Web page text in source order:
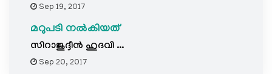
Sep 19, 2017
മറുപടി നൽകിയത്
സിറാജുദ്ദീന്‍ ഹുദവി ...
Sep 20, 2017